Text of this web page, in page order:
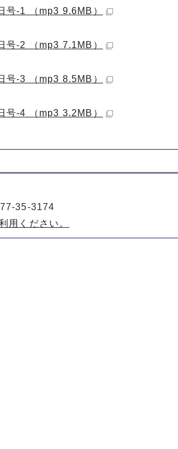
号-1 （mp3 9.6MB）
号-2 （mp3 7.1MB）
号-3 （mp3 8.5MB）
号-4 （mp3 3.2MB）
35-3174
用ください。